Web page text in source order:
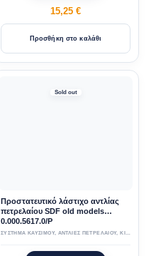
15,25 €
Προσθήκη στο καλάθι
Sold out
Προστατευτικό λάστιχο αντλίας
πετρελαίου SDF old models
0.000.5617.0/P
ΣΥΣΤΗΜΑ ΚΑΥΣΙΜΟΥ, ΑΝΤΛΙΕΣ ΠΕΤΡΕΛΑΙΟΥ, ΚΙΝΗΤΗΡΑΣ